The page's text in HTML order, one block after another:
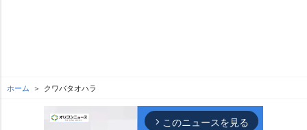
ホーム クワバタオハラ
arrow_forward_ios このニュースを見る